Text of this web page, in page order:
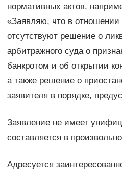
нормативных актов,
«Заявляю, что в
отсутствуют решение о
арбитражного суда о
банкротом и об открытии
а также решение о
заявителя в порядке,
Заявление не имеет
составляется в
Адресуется